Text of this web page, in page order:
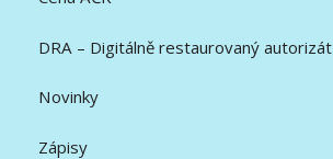
DRA – Digitálně restaurovaný autorizát
Novinky
Zápisy